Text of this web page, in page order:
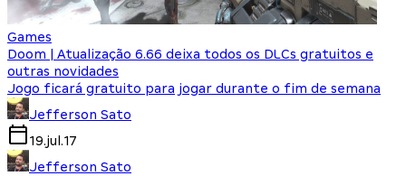
Games
Doom | Atualização 6.66 deixa todos os DLCs gratuitos e
outras novidades
Jogo ficará gratuito para jogar durante o fim de semana
Jefferson Sato
19.jul.17
Jefferson Sato